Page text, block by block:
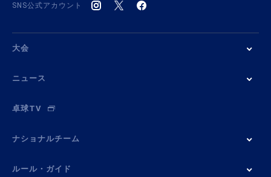
SNS公式アカウント
大会
ニュース
卓球TV
ナショナルチーム
ルール・ガイド